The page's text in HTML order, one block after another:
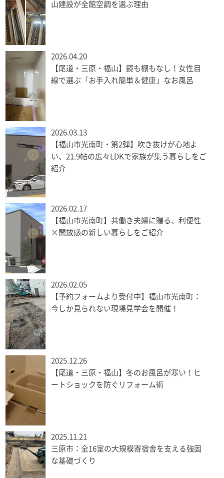
山建設が全館空調を選ぶ理由
2026.04.20
【尾道・三原・福山】鏡も棚もなし！女性目
線で選ぶ「お手入れ簡単＆健康」なお風呂
2026.03.13
【福山市光南町・第2弾】吹き抜けが心地よ
い、21.9帖の広々LDKで家族が集う暮らしをご
紹介
2026.02.17
【福山市光南町】共働き夫婦に贈る、利便性
×開放感の新しい暮らしをご紹介
2026.02.05
【予約フォームより受付中】福山市光南町：
今しか見られない現場見学会を開催！
2025.12.26
【尾道・三原・福山】冬のお風呂が寒い！ヒ
ートショックを防ぐリフォーム術
2025.11.21
三原市：全16室の大規模寄宿舎を支える強固
な基礎づくり